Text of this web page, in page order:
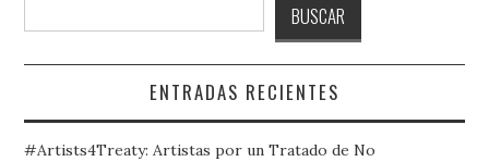
BUSCAR
ENTRADAS RECIENTES
#Artists4Treaty: Artistas por un Tratado de No